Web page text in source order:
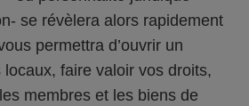
se révèlera alors rapidement
permettra d’ouvrir un
faire valoir vos droits,
membres et les biens de